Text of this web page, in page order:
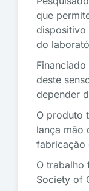
que
dispositivo
do
deste
depender
O produto
lança mão
fabricação
O trabalho
Society of